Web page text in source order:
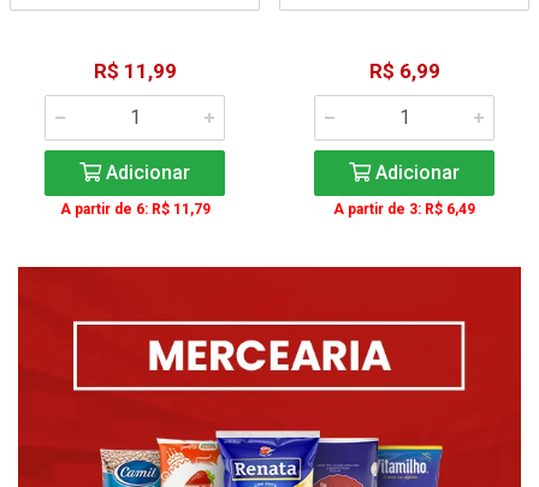
R$ 11,99
Adicionar
A partir de 6: R$ 11,79
R$ 6,99
Adicionar
A partir de 3: R$ 6,49